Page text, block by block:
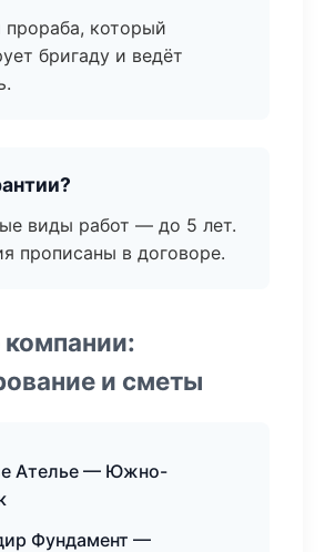
прораба, который
бригаду и ведёт
виды работ — до 5 лет.
прописаны в договоре.
и сметы
Ателье — Южно-
Фундамент —